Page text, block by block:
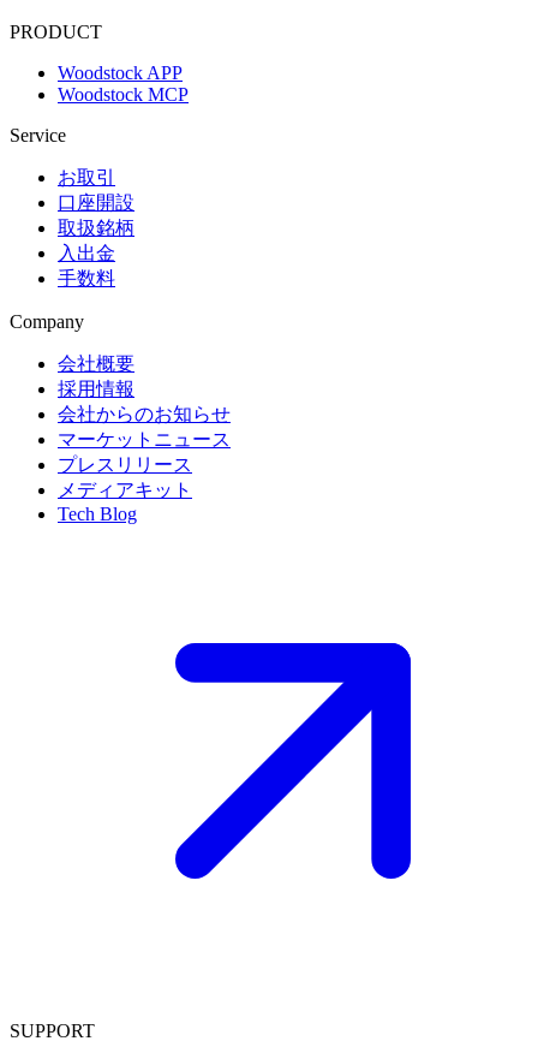
PRODUCT
Woodstock APP
Woodstock MCP
Service
お取引
口座開設
取扱銘柄
入出金
手数料
Company
会社概要
採用情報
会社からのお知らせ
マーケットニュース
プレスリリース
メディアキット
Tech Blog
SUPPORT